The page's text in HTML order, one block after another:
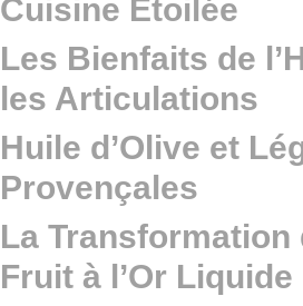
Cuisine Étoilée
Les Bienfaits de
les Articulations
Huile d’Olive et
Provençales
La Transformation
Fruit à l’Or Liquide